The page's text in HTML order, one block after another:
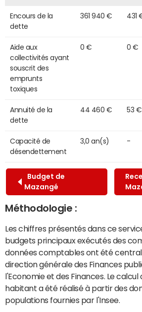
Encours de la
dette
361 940 € 431
Aide aux
collectivités ayant
souscrit des
emprunts
toxiques
0 € 0 €
Annuité de la
dette
44 460 € 53 €
Capacité de
désendettement
3,0 an(s) -
Budget de
Mazangé
Méthodologie :
Les chiffres présentés dans ce
budgets principaux exécutés des
données comptables ont été
direction générale des Finances
l'Economie et des Finances. Le
habitant a été réalisé à partir des
populations fournies par l'Insee.